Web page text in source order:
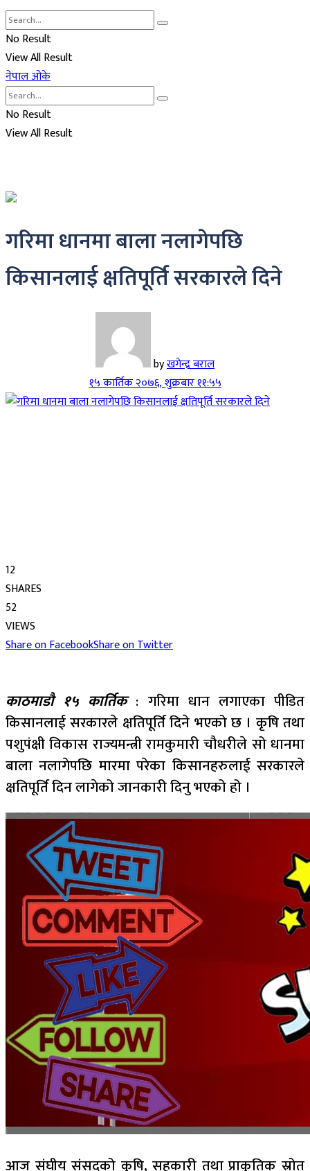
No Result
View All Result
नेपाल ओके
No Result
View All Result
गरिमा धानमा बाला नलागेपछि
किसानलाई क्षतिपूर्ति सरकारले दिने
byखगेन्द्र बराल
१५ कार्तिक २०७६, शुक्रबार ११:५५
12
SHARES
52
VIEWS
Share on FacebookShare on Twitter
काठमाडौ १५ कार्तिक : गरिमा धान लगाएका पीडित
किसानलाई सरकारले क्षतिपूर्ति दिने भएको छ । कृषि तथा
पशुपंक्षी विकास राज्यमन्त्री रामकुमारी चौधरीले सो धानमा
बाला नलागेपछि मारमा परेका किसानहरुलाई सरकारले
क्षतिपूर्ति दिन लागेको जानकारी दिनु भएको हो ।
आज संघीय संसदको कृषि, सहकारी तथा प्राकृतिक स्रोत